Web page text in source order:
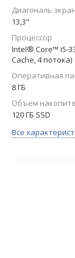
Диагональ
13,3"
Процессор
Intel® Core™ i5-
Cache, 4 потока)
Оперативная
8 ГБ
Объем
120 ГБ SSD
Все